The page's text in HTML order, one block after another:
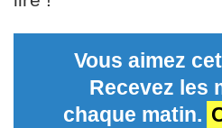
Vous aimez
Recevez les
chaque matin.